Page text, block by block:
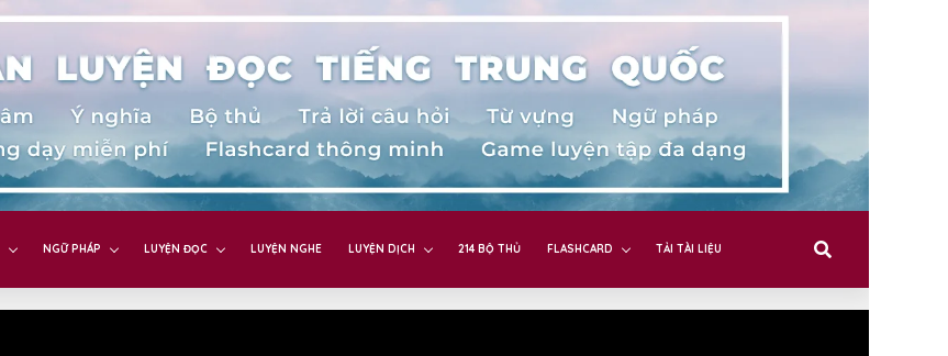
NGỮ PHÁP LUYỆN ĐỌC LUYỆN NGHE LUYỆN DỊCH 214 BỘ THỦ FLASHCARD TẢI TÀI LIỆU